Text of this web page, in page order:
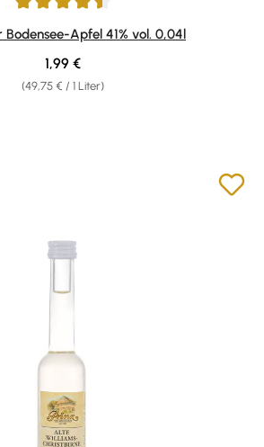
von 4.43 von 5 Sternen
Bodensee-Apfel 41% vol. 0,04l
(49,75 € / 1 Liter)
Regulärer Preis:
1,99 €